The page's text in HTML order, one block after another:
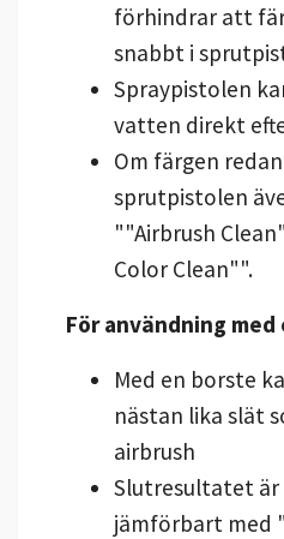
förhindrar att
snabbt i
Spraypistolen
vatten direkt
Om färgen
sprutpistolen
""Airbrush
Color Clean"".
För användning med
Med en borste
nästan lika slät
airbrush
Slutresultatet är
jämförbart med